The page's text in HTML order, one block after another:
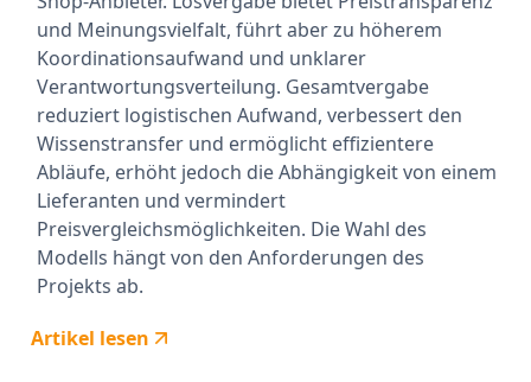
und Meinungsvielfalt, führt aber zu höherem
Koordinationsaufwand und unklarer
Verantwortungsverteilung. Gesamtvergabe
reduziert logistischen Aufwand, verbessert den
Wissenstransfer und ermöglicht effizientere
Abläufe, erhöht jedoch die Abhängigkeit von einem
Lieferanten und vermindert
Preisvergleichsmöglichkeiten. Die Wahl des
Modells hängt von den Anforderungen des
Projekts ab.
Artikel lesen